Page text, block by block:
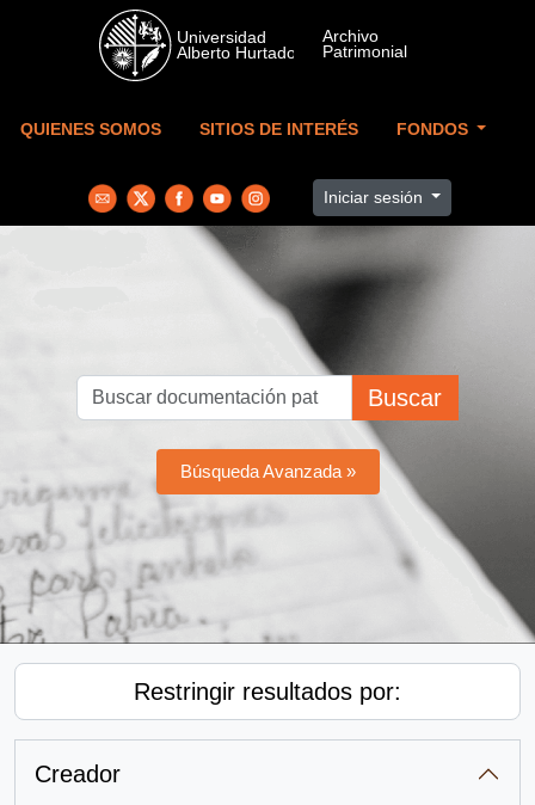
Skip to main content
QUIENES SOMOS SITIOS DE INTERÉS FONDOS
Iniciar sesión
Buscar
Búsqueda Avanzada »
Restringir resultados por:
Creador